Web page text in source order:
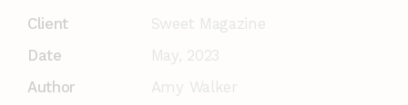
Client
Sweet Magazine
Date
May, 2023
Author
Amy Walker